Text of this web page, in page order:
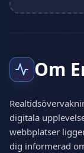
Om
digitala
webbplatser
dig informerad